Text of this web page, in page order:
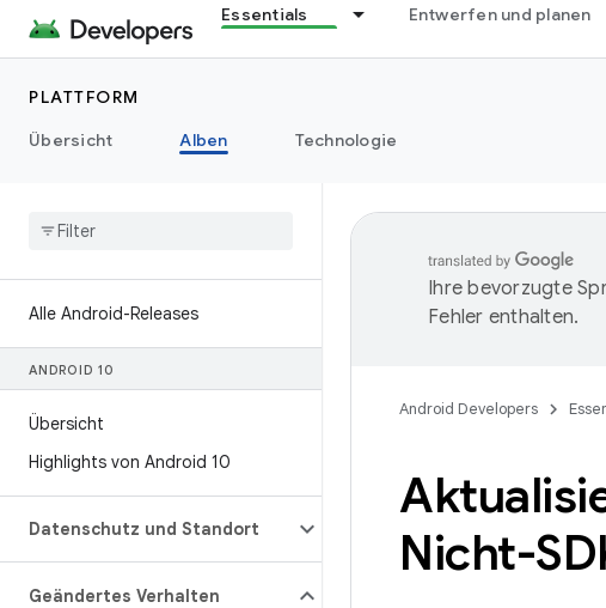
Essentials Entwerfen und planen
PLATTFORM
Übersicht
Alben Technologie
Alle Android-Releases
ANDROID 10
Übersicht
Highlights von Android 10
Datenschutz und Standort
Geändertes Verhalten
Ihre bevorzugte
Fehler enthalten.
Android Developers
Nicht-